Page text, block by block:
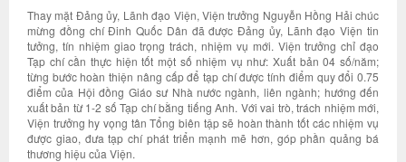
Thay mặt Đảng ủy, Lãnh đạo Viện, Viện trưởng Nguyễn Hồng Hải chúc
mừng đồng chí Đinh Quốc Dân đã được Đảng ủy, Lãnh đạo Viện tin
tưởng, tín nhiệm giao trọng trách, nhiệm vụ mới. Viện trưởng chỉ đạo
Tạp chí cần thực hiện tốt một số nhiệm vụ như: Xuất bản 04 số/năm;
từng bước hoàn thiện nâng cấp để tạp chí được tính điểm quy đổi 0.75
điểm của Hội đồng Giáo sư Nhà nước ngành, liên ngành; hướng đến
xuất bản từ 1-2 số Tạp chí bằng tiếng Anh. Với vai trò, trách nhiệm mới,
Viện trưởng hy vọng tân Tổng biên tập sẽ hoàn thành tốt các nhiệm vụ
được giao, đưa tạp chí phát triển mạnh mẽ hơn, góp phần quảng bá
thương hiệu của Viện.